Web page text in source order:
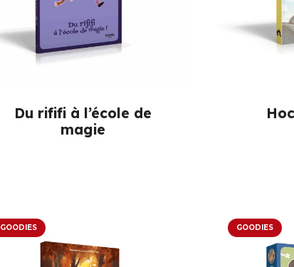
Du rififi à l’école de
magie
GOODIES GOODIES